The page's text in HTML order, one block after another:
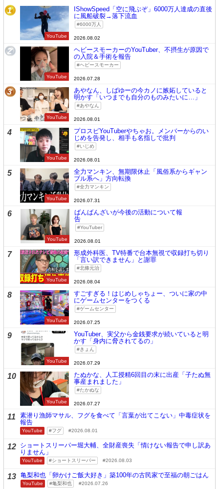
1
YouTube
IShowSpeed「空に飛ぶぞ」6000万人達成の直後
に風船破裂→落下流血
6000万人
2026.08.02
2
YouTube
ヘビースモーカーのYouTuber、不摂生が原因で
の入院＆手術を報告
ヘビースモーカー
2026.07.28
3
YouTube
あやなん、しばゆーの今カノに嫉妬していると
明かす「いつまでも自分のものみたいに…」
あやなん
2026.08.01
4
YouTube
プロスピYouTuberやちゃお。メンバーからのい
じめを告発し、相手も名指しで批判
いじめ
2026.08.01
5
YouTube
全力マンキン、無期限休止「風俗系からギャン
ブル系へ」方向転換
全力マンキン
2026.07.31
6
YouTube
ばんばんざいが今後の活動について報
告
YouTuber
2026.08.01
7
YouTube
形成外科医、TV特番で台本無視で収録打ち切り
「言い訳できません」と謝罪
北條元治
2026.08.04
8
YouTube
すごすぎる！はじめしゃちょー、ついに家の中
にゲームセンターをつくる
ゲームセンター
2026.07.25
9
YouTube
YouTuber、実父から金銭要求が続いていると明
かす「身内に脅されてるの」
きょん
2026.07.29
10
YouTube
たぬかな、人工授精6回目の末に出産「子たぬ無
事産まれました」
たかぬな
2026.07.27
11
素潜り漁師マサル、フグを食べて「言葉が出てこない」中毒症状を
報告
YouTube フグ 2026.08.01
12 ショートスリーパー堀大輔、全財産喪失「情けない報告で申し訳あ
りません」
YouTube ショートスリーパー 2026.08.03
13 亀梨和也「卵かけご飯大好き」築100年の古民家で至福の朝ごはん
YouTube 亀梨和也 2026.07.26